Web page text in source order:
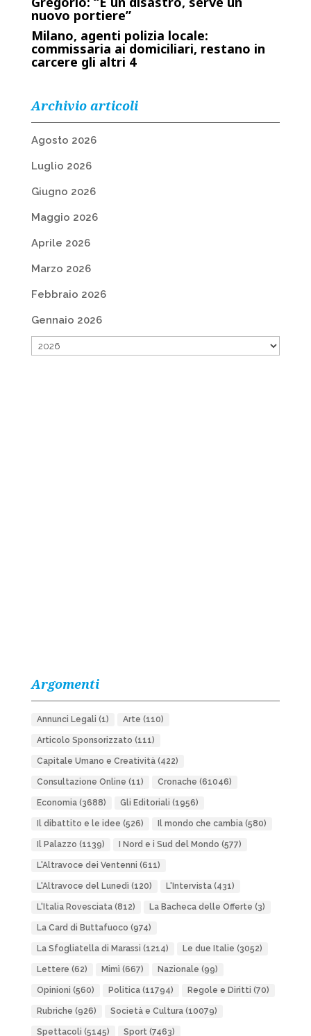
nuovo portiere”
Milano, agenti polizia locale:
commissaria ai domiciliari, restano in
carcere gli altri 4
Archivio articoli
Agosto 2026
Luglio 2026
Giugno 2026
Maggio 2026
Aprile 2026
Marzo 2026
Febbraio 2026
Gennaio 2026
Argomenti
Annunci Legali (1) Arte (110)
Articolo Sponsorizzato (111)
Capitale Umano e Creatività(422)
Consultazione Online (11) Cronache (61046)
Economia(3688) Gli Editoriali (1956)
Il dibattito e le idee (526) Il mondo che cambia(580)
Il Palazzo (1139) I Nord e i Sud del Mondo (577)
L'Altravoce dei Ventenni (611)
L'Altravoce del Lunedì (120) L'Intervista(431)
L'Italia Rovesciata(812) La Bacheca delle Offerte (3)
La Card di Buttafuoco (974)
La Sfogliatella di Marassi (1214) Le due Italie (3052)
Lettere (62) Mimì (667) Nazionale (99)
Opinioni (560) Politica(11794) Regole e Diritti (70)
Rubriche (926) Società e Cultura(10079)
Spettacoli (5145) Sport(7463)